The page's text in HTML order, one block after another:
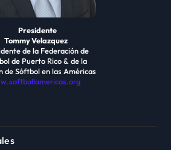
Presidente
Tommy Velazquez
de la Federación de
de Puerto Rico & de la
de Sóftbol en las Américas